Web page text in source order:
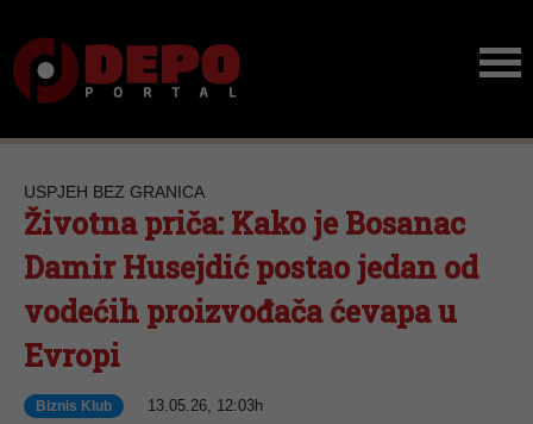
USPJEH BEZ GRANICA
Životna priča: Kako je Bosanac
Damir Husejdić postao jedan od
vodećih proizvođača ćevapa u
Evropi
Biznis Klub 13.05.26, 12:03h